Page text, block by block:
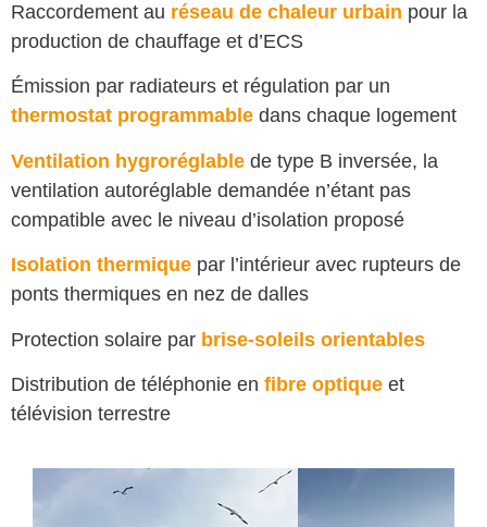
Raccordement au réseau de chaleur urbain pour la
production de chauffage et d’ECS
Émission par radiateurs et régulation par un
thermostat programmable dans chaque logement
Ventilation hygroréglable de type B inversée, la
ventilation autoréglable demandée n’étant pas
compatible avec le niveau d’isolation proposé
Isolation thermique par l’intérieur avec rupteurs de
ponts thermiques en nez de dalles
Protection solaire par brise-soleils orientables
Distribution de téléphonie en fibre optique et
télévision terrestre